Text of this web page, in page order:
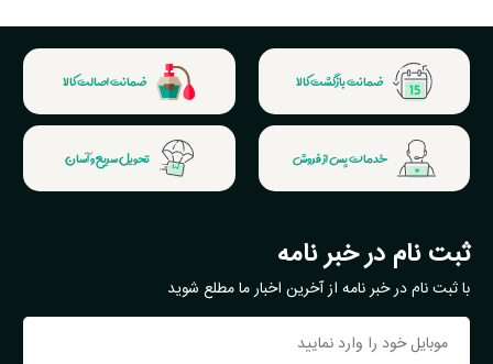
ضمانت بازگشت کالا ضمانت اصالت کالا
خدمات پس از فروش تحویل سریع و آسان
ثبت نام در خبر نامه
با ثبت نام در خبر نامه از آخرین اخبار ما مطلع شوید